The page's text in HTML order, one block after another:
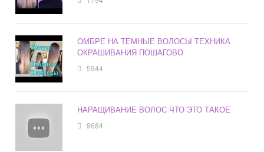
ОМБРЕ НА ТЕМНЫЕ ВОЛОСЫ ТЕХНИКА
ОКРАШИВАНИЯ ПОШАГОВО
5944
НАРАЩИВАНИЕ ВОЛОС ЧТО ЭТО ТАКОЕ
9684